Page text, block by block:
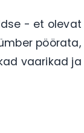
- et olevat
vaarikad